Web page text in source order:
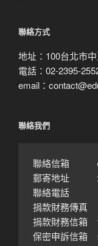
聯絡方式
地址：100台北市
電話：02-2395-
email：
聯絡我們
聯絡信箱　
郵寄地址　　
聯絡電話　　
捐款財務傳真
捐款財務信
保密申訴信箱